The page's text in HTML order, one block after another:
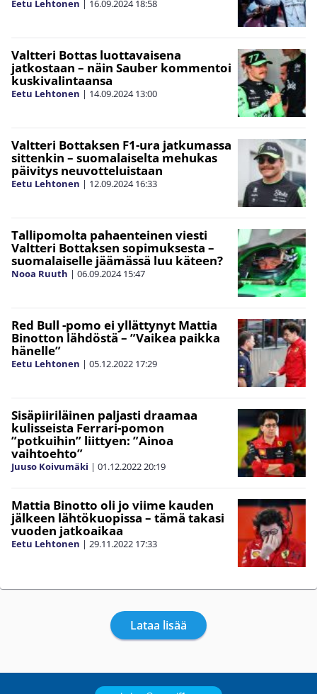
Eetu Lehtonen | 16.09.2024 18:58
Valtteri Bottas luottavaisena
jatkostaan – näin Sauber kommentoi
kuskivalintaansa
Eetu Lehtonen | 14.09.2024 13:00
Valtteri Bottaksen F1-ura jatkumassa
sittenkin – suomalaiselta mehukas
päivitys neuvotteluistaan
Eetu Lehtonen | 12.09.2024 16:33
Tallipomolta pahaenteinen viesti
Valtteri Bottaksen sopimuksesta –
suomalaiselle jäämässä luu käteen?
Nooa Ruuth | 06.09.2024 15:47
Red Bull -pomo ei yllättynyt Mattia
Binotton lähdöstä – ”Vaikea paikka
hänelle”
Eetu Lehtonen | 05.12.2022 17:29
Sisäpiiriläinen paljasti draamaa
kulisseista Ferrari-pomon
”potkuihin” liittyen: ”Ainoa
vaihtoehto”
Juuso Koivumäki | 01.12.202220:19
Mattia Binotto oli jo viime kauden
jälkeen lähtökuopissa – tämä takasi
vuoden jatkoaikaa
Eetu Lehtonen | 29.11.2022 17:33
Lataa lisää